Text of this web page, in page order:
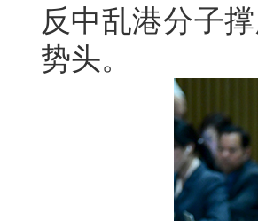
反中乱港分子
势头。